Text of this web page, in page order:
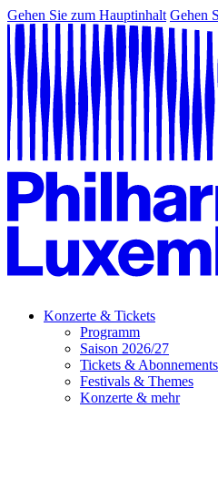
Gehen Sie zum Hauptinhalt Gehen
Konzerte & Tickets
Programm
Saison 2026/27
Tickets & Abonnements
Festivals & Themes
Konzerte & mehr